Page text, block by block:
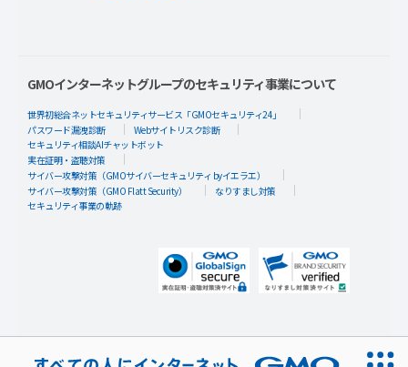
GMOインターネットグループのセキュリティ事業について
世界初総合ネットセキュリティサービス「GMOセキュリティ24」
パスワード漏洩診断
Webサイトリスク診断
セキュリティ相談AIチャットボット
実在証明・盗聴対策
サイバー攻撃対策（GMOサイバーセキュリティ byイエラエ）
サイバー攻撃対策（GMO Flatt Security）
なりすまし対策
セキュリティ事業の軌跡